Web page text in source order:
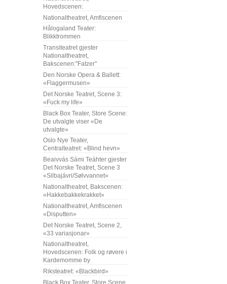
Hovedscenen:
Nationaltheatret, Amfiscenen
Hålogaland Teater:
Blikktrommen
Transiteatret gjester
Nationaltheatret,
Bakscenen:"Fatzer"
Den Norske Opera & Ballett:
«Flaggermusen»
Det Norske Teatret, Scene 3:
«Fuck my life»
Black Box Teater, Store Scene:
De utvalgte viser «De
utvalgte»
Oslo Nye Teater,
Centralteatret: «Blind hevn»
Beaivvás Sámi Teáhter gjester
Det Norske Teatret, Scene 3
«Silbajávri/Sølvvannet»
Nationaltheatret, Bakscenen:
«Hakkebakkekrakket»
Nationaltheatret, Amfiscenen
«Disputten»
Det Norske Teatret, Scene 2,
«33 variasjonar»
Nationaltheatret,
Hovedscenen: Folk og røvere i
Kardemomme by
Riksteatret: «Blackbird»
Black Box Teater, Store Scene